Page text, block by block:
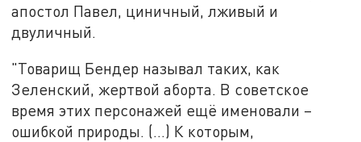
апостол Павел, циничный, лживый и
двуличный.
"Товарищ Бендер называл таких, как
Зеленский, жертвой аборта. В советское
время этих персонажей ещё именовали –
ошибкой природы. (...) К которым,